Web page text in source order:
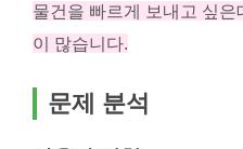
물건을 빠르게 보내고 싶
이 많습니다.
문제 분석